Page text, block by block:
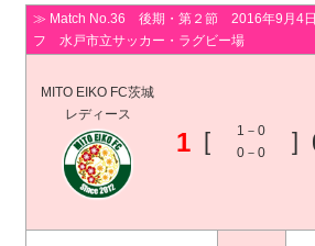
≫ Match No.36 後期・第２節 2016年9月4日
フ 水戸市立サッカー・ラグビー場
MITO EIKO FC茨城
レディース
1 [
1－0
0－0
]